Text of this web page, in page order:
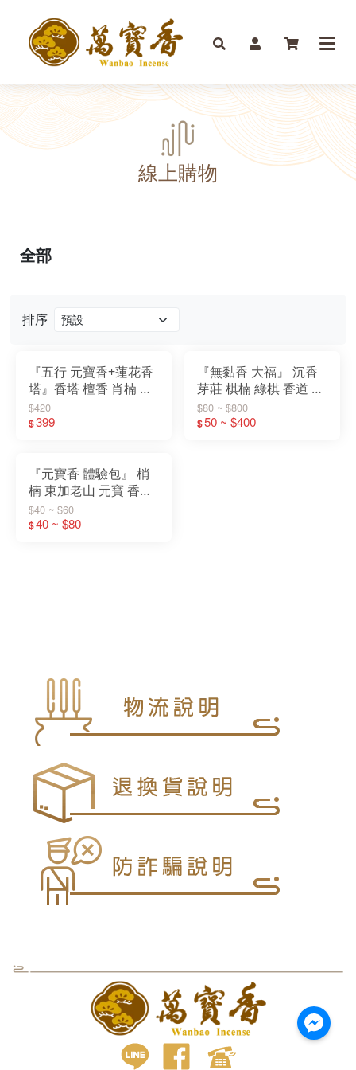
線上購物
排序
『五行 元寶香+蓮花香
塔』香塔 檀香 肖楠 梢
楠 東加 老山 新山 沉香
龍柏 綠檀 煙供 藥供
$420
$399
『無黏香 大福』 沉香
芽莊 棋楠 綠棋 香道 茶
道 祥雲香片
$80 ~ $800
$50 ~ $400
『元寶香 體驗包』 梢
楠 東加老山 元寶 香塔
肖楠 元寶香塔 招財元
寶 煙供
$40 ~ $60
$40 ~ $80
全部